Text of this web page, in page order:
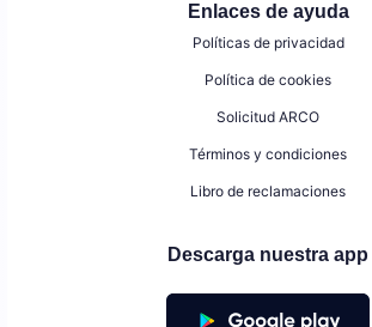
Enlaces de ayuda
Políticas de privacidad
Política de cookies
Solicitud ARCO
Términos y condiciones
Libro de reclamaciones
Descarga nuestra app